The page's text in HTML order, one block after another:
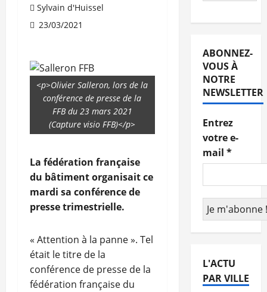
Sylvain d'Huissel
23/03/2021
<p>Olivier Salleron, lors de la
conférence de presse de la
FFB du 23 mars 2021
(Capture visio FFB)</p>
La fédération française
du bâtiment organisait ce
mardi sa conférence de
presse trimestrielle.
« Attention à la panne ». Tel
était le titre de la
conférence de presse de la
fédération française du
ABONNEZ-
VOUS À
NOTRE
NEWSLETTER
Entrez
votre e-
mail *
L'ACTU
PAR VILLE